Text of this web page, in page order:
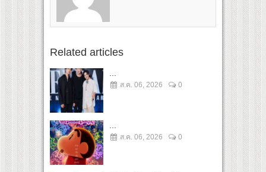
Related articles
ส.ค. 06, 2026 0
ส.ค. 06, 2026 0